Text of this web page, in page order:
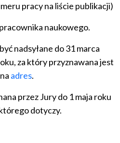
pracy na liście publikacji)
naukowego.
nadsyłane do 31 marca
za który przyznawana jest
adres.
przez Jury do 1 maja roku
dotyczy.